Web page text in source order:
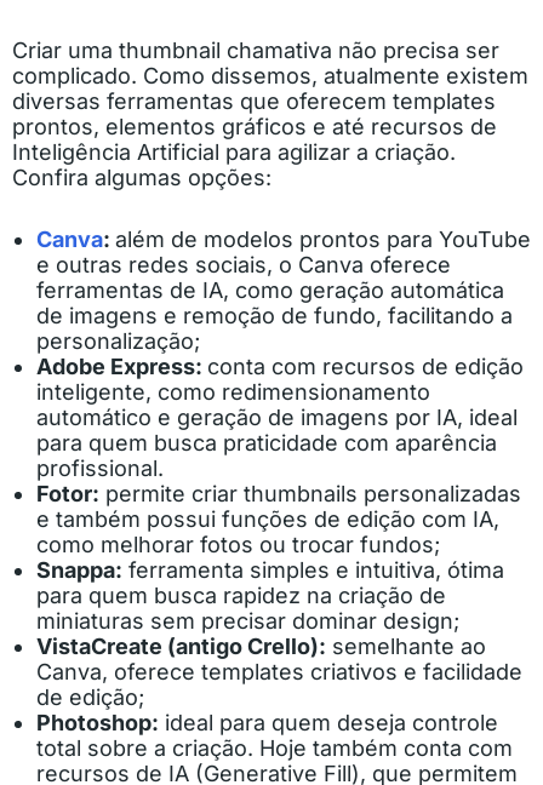
Criar uma thumbnail chamativa não precisa ser
complicado. Como dissemos, atualmente existem
diversas ferramentas que oferecem templates
prontos, elementos gráficos e até recursos de
Inteligência Artificial para agilizar a criação.
Confira algumas opções:
Canva: além de modelos prontos para YouTube
e outras redes sociais, o Canva oferece
ferramentas de IA, como geração automática
de imagens e remoção de fundo, facilitando a
personalização;
Adobe Express: conta com recursos de edição
inteligente, como redimensionamento
automático e geração de imagens por IA, ideal
para quem busca praticidade com aparência
profissional.
Fotor: permite criar thumbnails personalizadas
e também possui funções de edição com IA,
como melhorar fotos ou trocar fundos;
Snappa: ferramenta simples e intuitiva, ótima
para quem busca rapidez na criação de
miniaturas sem precisar dominar design;
VistaCreate (antigo Crello): semelhante ao
Canva, oferece templates criativos e facilidade
de edição;
Photoshop: ideal para quem deseja controle
total sobre a criação. Hoje também conta com
recursos de IA (Generative Fill), que permitem